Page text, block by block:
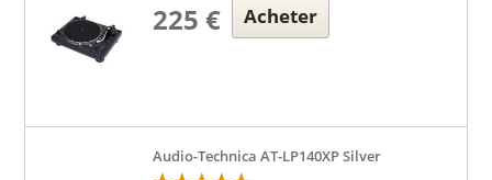
225 € Acheter
Audio-Technica AT-LP140XP Silver